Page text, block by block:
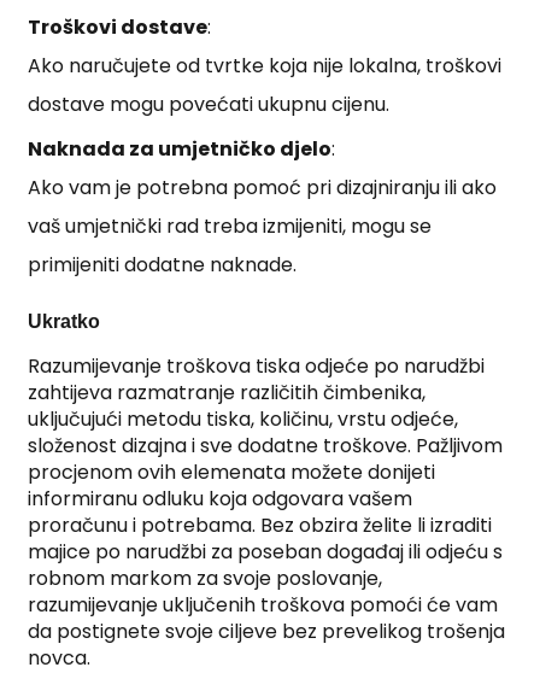
Troškovi dostave:
Ako naručujete od tvrtke koja nije lokalna, troškovi
dostave mogu povećati ukupnu cijenu.
Naknada za umjetničko djelo:
Ako vam je potrebna pomoć pri dizajniranju ili ako
vaš umjetnički rad treba izmijeniti, mogu se
primijeniti dodatne naknade.
Ukratko
Razumijevanje troškova tiska odjeće po narudžbi
zahtijeva razmatranje različitih čimbenika,
uključujući metodu tiska, količinu, vrstu odjeće,
složenost dizajna i sve dodatne troškove. Pažljivom
procjenom ovih elemenata možete donijeti
informiranu odluku koja odgovara vašem
proračunu i potrebama. Bez obzira želite li izraditi
majice po narudžbi za poseban događaj ili odjeću s
robnom markom za svoje poslovanje,
razumijevanje uključenih troškova pomoći će vam
da postignete svoje ciljeve bez prevelikog trošenja
novca.